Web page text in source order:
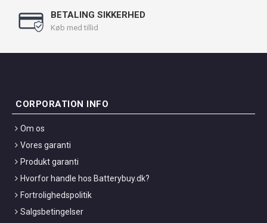
BETALING SIKKERHED
Køb med tillid
CORPORATION INFO
Om os
Vores garanti
Produkt garanti
Hvorfor handle hos Batterybuy.dk?
Fortrolighedspolitik
Salgsbetingelser